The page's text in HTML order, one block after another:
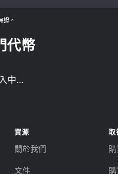
證。
代幣
中...
資源
關於我們
文件
取